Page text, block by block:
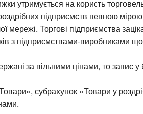
утримується на користь
підприємств певною
мережі. Торгові підприємства
з підприємствами-виробниками
за вільними цінами, то запис у
субрахунок «Товари у